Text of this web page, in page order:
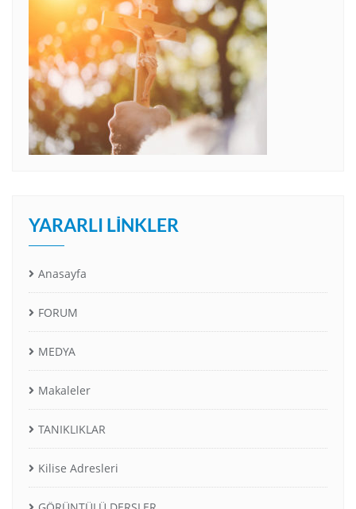
YARARLI LINKLER
Anasayfa
FORUM
MEDYA
Makaleler
TANIKLIKLAR
Kilise Adresleri